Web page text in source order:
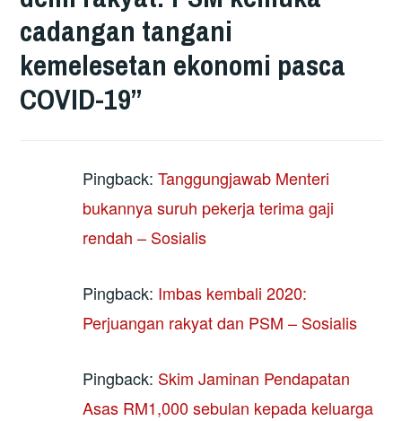
cadangan tangani
kemelesetan ekonomi pasca
COVID-19”
Pingback:Tanggungjawab Menteri
bukannya suruh pekerja terima gaji
rendah – Sosialis
Pingback: Imbas kembali 2020:
Perjuangan rakyat dan PSM – Sosialis
Pingback: Skim Jaminan Pendapatan
Asas RM1,000 sebulan kepada keluarga